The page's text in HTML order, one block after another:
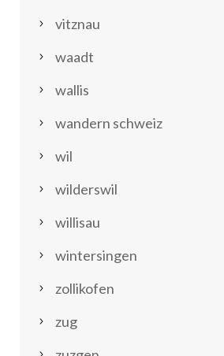
vitznau
waadt
wallis
wandern schweiz
wil
wilderswil
willisau
wintersingen
zollikofen
zug